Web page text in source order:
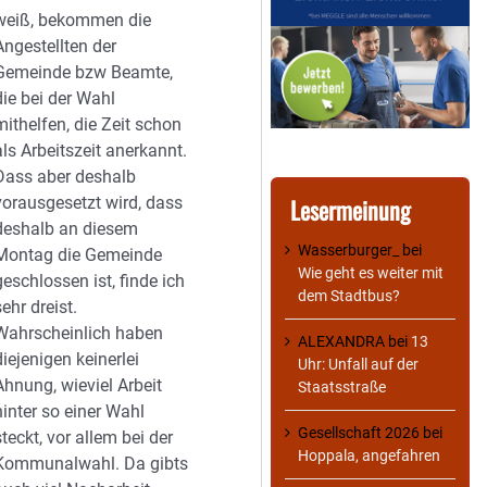
bekommen die
der
bzw Beamte,
bei der Wahl
die Zeit schon
Arbeitszeit anerkannt.
aber deshalb
wird, dass
an diesem
die Gemeinde
ist, finde ich
dreist.
haben
keinerlei
wieviel Arbeit
so einer Wahl
vor allem bei der
Da gibts
Lesermeinung
Wasserburger_
bei
Wie geht es weiter mit
dem Stadtbus?
ALEXANDRA bei 13
Uhr: Unfall auf der
Staatsstraße
Gesellschaft 2026 bei
Hoppala, angefahren